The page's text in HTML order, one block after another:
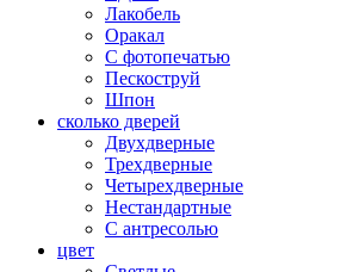
Лакобель
Оракал
С фотопечатью
Пескоструй
Шпон
сколько дверей
Двухдверные
Трехдверные
Четырехдверные
Нестандартные
С антресолью
цвет